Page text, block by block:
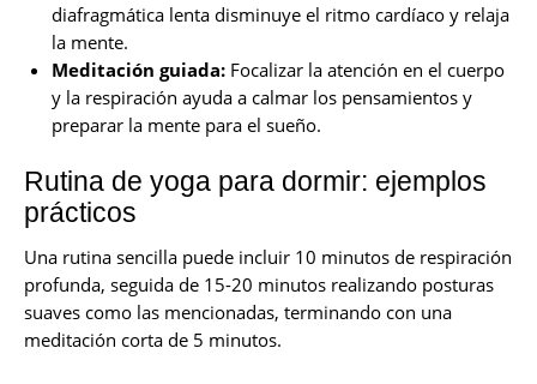
diafragmática lenta disminuye el ritmo cardíaco y relaja
la mente.
Meditación guiada:Focalizar la atención en el cuerpo
y la respiración ayuda a calmar los pensamientos y
preparar la mente para el sueño.
Rutina de yoga para dormir: ejemplos
prácticos
Una rutina sencilla puede incluir 10 minutos de respiración
profunda, seguida de 15-20 minutos realizando posturas
suaves como las mencionadas, terminando con una
meditación corta de 5 minutos.